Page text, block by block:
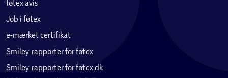
føtex avis
Job i føtex
e-mærket certifikat
Smiley-rapporter for føtex
Smiley-rapporter for føtex.dk